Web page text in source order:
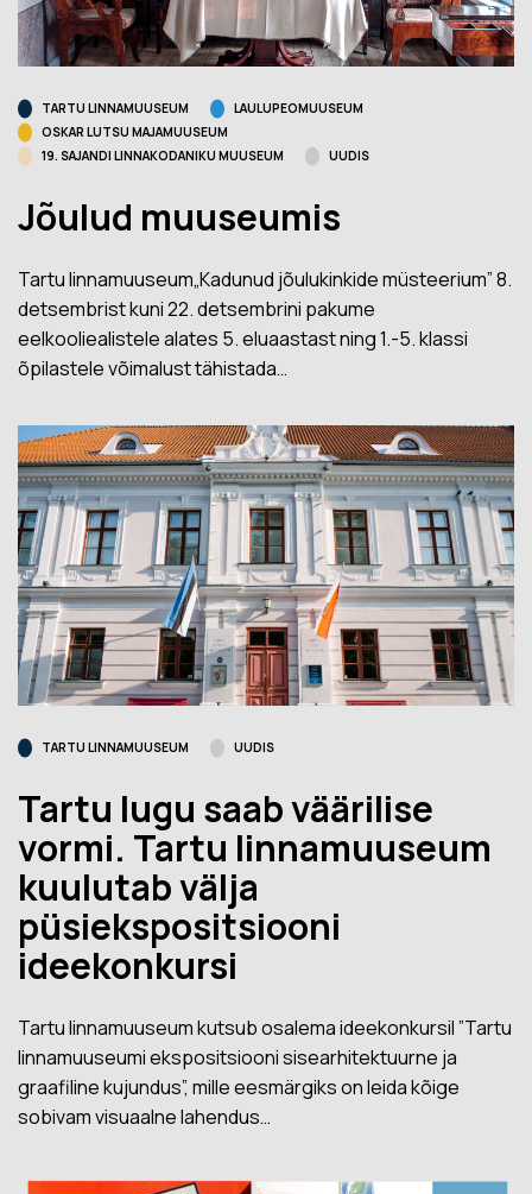
TARTU LINNAMUUSEUM
LAULUPEOMUUSEUM
OSKAR LUTSU MAJAMUUSEUM
19. SAJANDI LINNAKODANIKU MUUSEUM
UUDIS
Jõulud muuseumis
Tartu linnamuuseum„Kadunud jõulukinkide müsteerium” 8.
detsembrist kuni 22. detsembrini pakume
eelkooliealistele alates 5. eluaastast ning 1.-5. klassi
õpilastele võimalust tähistada…
TARTU LINNAMUUSEUM UUDIS
Tartu lugu saab väärilise
vormi. Tartu linnamuuseum
kuulutab välja
püsiekspositsiooni
ideekonkursi
Tartu linnamuuseum kutsub osalema ideekonkursil ”Tartu
linnamuuseumi ekspositsiooni sisearhitektuurne ja
graafiline kujundus”, mille eesmärgiks on leida kõige
sobivam visuaalne lahendus…